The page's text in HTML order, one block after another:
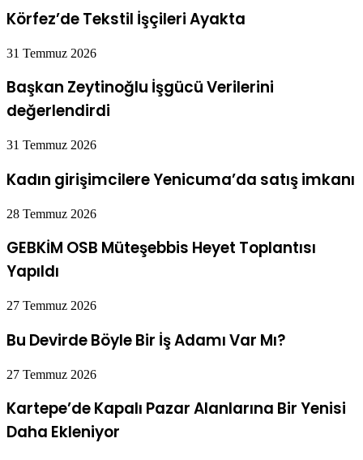
Körfez’de Tekstil İşçileri Ayakta
31 Temmuz 2026
Başkan Zeytinoğlu İşgücü Verilerini
değerlendirdi
31 Temmuz 2026
Kadın girişimcilere Yenicuma’da satış imkanı
28 Temmuz 2026
GEBKİM OSB Müteşebbis Heyet Toplantısı
Yapıldı
27 Temmuz 2026
Bu Devirde Böyle Bir İş Adamı Var Mı?
27 Temmuz 2026
Kartepe’de Kapalı Pazar Alanlarına Bir Yenisi
Daha Ekleniyor